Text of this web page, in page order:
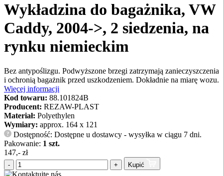
Wykładzina do bagażnika, VW
Caddy, 2004->, 2 siedzenia, na
rynku niemieckim
Bez antypoślizgu. Podwyższone brzegi zatrzymają zanieczyszczenia
i ochronią bagażnik przed uszkodzeniem. Dokładnie na miarę wozu.
Więcej informacji
Kod towaru: 88.101824B
Producent: REZAW-PLAST
Materiał: Polyethylen
Wymiary: approx. 164 x 121
?
Dostępność: Dostępne u dostawcy - wysyłka w ciągu 7 dni.
Pakowanie: 1 szt.
147,- zł
- + Kupić